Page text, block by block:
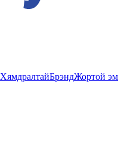
ХямдралтайБрэндЖортой эм